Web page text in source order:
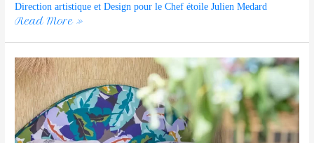
Direction artistique et Design pour le Chef étoile Julien Medard
Read More »